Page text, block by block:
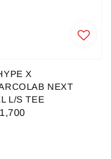
X
NEXT
L/S TEE